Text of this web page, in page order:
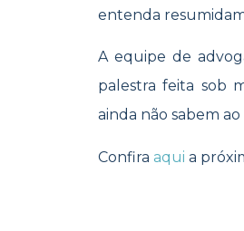
entenda
A equipe de
palestra feita sob
ainda não sabem
Confira aqui a